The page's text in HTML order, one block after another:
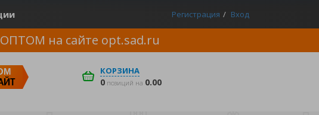
Регистрация Вход
на сайте opt.sad.ru
КОРЗИНА
0 позиций на 0.00